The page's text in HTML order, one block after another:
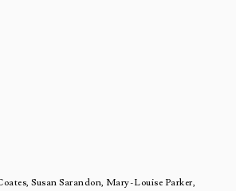
Susan Sarandon, Mary-Louise Parker,